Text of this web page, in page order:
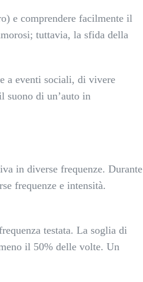
e comprendere facilmente il
tuttavia, la sfida della
a eventi sociali, di vivere
suono di un’auto in
in diverse frequenze. Durante
frequenze e intensità.
testata. La soglia di
il 50% delle volte. Un